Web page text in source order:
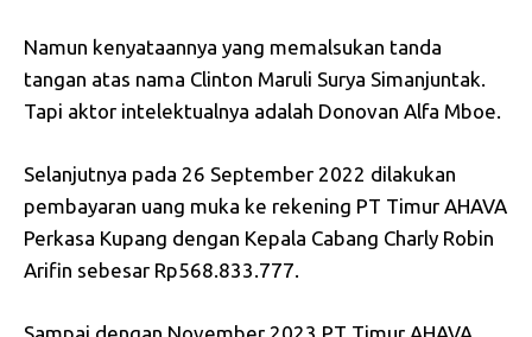
Namun kenyataannya yang memalsukan tanda
tangan atas nama Clinton Maruli Surya Simanjuntak.
Tapi aktor intelektualnya adalah Donovan Alfa Mboe.
Selanjutnya pada 26 September 2022 dilakukan
pembayaran uang muka ke rekening PT Timur AHAVA
Perkasa Kupang dengan Kepala Cabang Charly Robin
Arifin sebesar Rp568.833.777.